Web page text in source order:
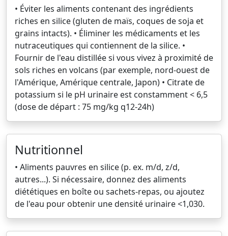
• Éviter les aliments contenant des ingrédients
riches en silice (gluten de maïs, coques de soja et
grains intacts). • Éliminer les médicaments et les
nutraceutiques qui contiennent de la silice. •
Fournir de l'eau distillée si vous vivez à proximité de
sols riches en volcans (par exemple, nord-ouest de
l'Amérique, Amérique centrale, Japon) • Citrate de
potassium si le pH urinaire est constamment < 6,5
(dose de départ : 75 mg/kg q12-24h)
Nutritionnel
• Aliments pauvres en silice (p. ex. m/d, z/d,
autres...). Si nécessaire, donnez des aliments
diététiques en boîte ou sachets-repas, ou ajoutez
de l'eau pour obtenir une densité urinaire <1,030.